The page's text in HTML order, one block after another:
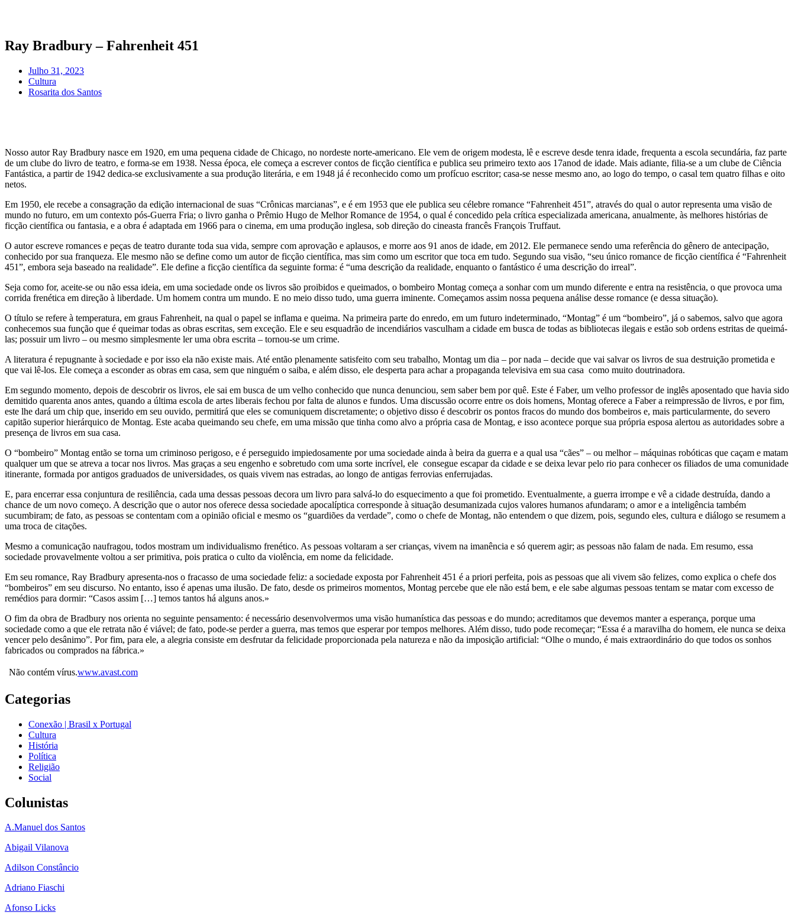
conteúdo
Ray Bradbury – Fahrenheit 451
Julho 31, 2023
Cultura
Rosarita dos Santos
Nosso autor Ray Bradbury nasce em 1920, em uma pequena cidade de Chicago, no nordeste norte-americano. Ele vem de origem modesta, lê e escreve desde tenra idade, frequenta a escola secundária, faz parte
de um clube do livro de teatro, e forma-se em 1938. Nessa época, ele começa a escrever contos de ficção científica e publica seu primeiro texto aos 17anod de idade. Mais adiante, filia-se a um clube de Ciência
Fantástica, a partir de 1942 dedica-se exclusivamente a sua produção literária, e em 1948 já é reconhecido como um profícuo escritor; casa-se nesse mesmo ano, ao logo do tempo, o casal tem quatro filhas e oito
netos.
Em 1950, ele recebe a consagração da edição internacional de suas “Crônicas marcianas”, e é em 1953 que ele publica seu célebre romance “Fahrenheit 451”, através do qual o autor representa uma visão de
mundo no futuro, em um contexto pós-Guerra Fria; o livro ganha o Prêmio Hugo de Melhor Romance de 1954, o qual é concedido pela crítica especializada americana, anualmente, às melhores histórias de
ficção científica ou fantasia, e a obra é adaptada em 1966 para o cinema, em uma produção inglesa, sob direção do cineasta francês François Truffaut.
O autor escreve romances e peças de teatro durante toda sua vida, sempre com aprovação e aplausos, e morre aos 91 anos de idade, em 2012. Ele permanece sendo uma referência do gênero de antecipação,
conhecido por sua franqueza. Ele mesmo não se define como um autor de ficção científica, mas sim como um escritor que toca em tudo. Segundo sua visão, “seu único romance de ficção científica é “Fahrenheit
451”, embora seja baseado na realidade”. Ele define a ficção científica da seguinte forma: é “uma descrição da realidade, enquanto o fantástico é uma descrição do irreal”.
Seja como for, aceite-se ou não essa ideia, em uma sociedade onde os livros são proibidos e queimados, o bombeiro Montag começa a sonhar com um mundo diferente e entra na resistência, o que provoca uma
corrida frenética em direção à liberdade. Um homem contra um mundo. E no meio disso tudo, uma guerra iminente. Começamos assim nossa pequena análise desse romance (e dessa situação).
O título se refere à temperatura, em graus Fahrenheit, na qual o papel se inflama e queima. Na primeira parte do enredo, em um futuro indeterminado, “Montag” é um “bombeiro”, já o sabemos, salvo que agora
conhecemos sua função que é queimar todas as obras escritas, sem exceção. Ele e seu esquadrão de incendiários vasculham a cidade em busca de todas as bibliotecas ilegais e estão sob ordens estritas de queimá-
las; possuir um livro – ou mesmo simplesmente ler uma obra escrita – tornou-se um crime.
A literatura é repugnante à sociedade e por isso ela não existe mais. Até então plenamente satisfeito com seu trabalho, Montag um dia – por nada – decide que vai salvar os livros de sua destruição prometida e
que vai lê-los. Ele começa a esconder as obras em casa, sem que ninguém o saiba, e além disso, ele desperta para achar a propaganda televisiva em sua casa como muito doutrinadora.
Em segundo momento, depois de descobrir os livros, ele sai em busca de um velho conhecido que nunca denunciou, sem saber bem por quê. Este é Faber, um velho professor de inglês aposentado que havia sido
demitido quarenta anos antes, quando a última escola de artes liberais fechou por falta de alunos e fundos. Uma discussão ocorre entre os dois homens, Montag oferece a Faber a reimpressão de livros, e por fim,
este lhe dará um chip que, inserido em seu ouvido, permitirá que eles se comuniquem discretamente; o objetivo disso é descobrir os pontos fracos do mundo dos bombeiros e, mais particularmente, do severo
capitão superior hierárquico de Montag. Este acaba queimando seu chefe, em uma missão que tinha como alvo a própria casa de Montag, e isso acontece porque sua própria esposa alertou as autoridades sobre a
presença de livros em sua casa.
O “bombeiro” Montag então se torna um criminoso perigoso, e é perseguido impiedosamente por uma sociedade ainda à beira da guerra e a qual usa “cães” – ou melhor – máquinas robóticas que caçam e matam
qualquer um que se atreva a tocar nos livros. Mas graças a seu engenho e sobretudo com uma sorte incrível, ele consegue escapar da cidade e se deixa levar pelo rio para conhecer os filiados de uma comunidade
itinerante, formada por antigos graduados de universidades, os quais vivem nas estradas, ao longo de antigas ferrovias enferrujadas.
E, para encerrar essa conjuntura de resiliência, cada uma dessas pessoas decora um livro para salvá-lo do esquecimento a que foi prometido. Eventualmente, a guerra irrompe e vê a cidade destruída, dando a
chance de um novo começo. A descrição que o autor nos oferece dessa sociedade apocalíptica corresponde à situação desumanizada cujos valores humanos afundaram; o amor e a inteligência também
sucumbiram; de fato, as pessoas se contentam com a opinião oficial e mesmo os “guardiões da verdade”, como o chefe de Montag, não entendem o que dizem, pois, segundo eles, cultura e diálogo se resumem a
uma troca de citações.
Mesmo a comunicação naufragou, todos mostram um individualismo frenético. As pessoas voltaram a ser crianças, vivem na imanência e só querem agir; as pessoas não falam de nada. Em resumo, essa
sociedade provavelmente voltou a ser primitiva, pois pratica o culto da violência, em nome da felicidade.
Em seu romance, Ray Bradbury apresenta-nos o fracasso de uma sociedade feliz: a sociedade exposta por Fahrenheit 451 é a priori perfeita, pois as pessoas que ali vivem são felizes, como explica o chefe dos
“bombeiros” em seu discurso. No entanto, isso é apenas uma ilusão. De fato, desde os primeiros momentos, Montag percebe que ele não está bem, e ele sabe algumas pessoas tentam se matar com excesso de
remédios para dormir: “Casos assim […] temos tantos há alguns anos.»
O fim da obra de Bradbury nos orienta no seguinte pensamento: é necessário desenvolvermos uma visão humanística das pessoas e do mundo; acreditamos que devemos manter a esperança, porque uma
sociedade como a que ele retrata não é viável; de fato, pode-se perder a guerra, mas temos que esperar por tempos melhores. Além disso, tudo pode recomeçar; “Essa é a maravilha do homem, ele nunca se deixa
vencer pelo desânimo”. Por fim, para ele, a alegria consiste em desfrutar da felicidade proporcionada pela natureza e não da imposição artificial: “Olhe o mundo, é mais extraordinário do que todos os sonhos
fabricados ou comprados na fábrica.»
Não contém vírus.www.avast.com
Categorias
Conexão | Brasil x Portugal
Cultura
História
Política
Religião
Social
Colunistas
A.Manuel dos Santos
Abigail Vilanova
Adilson Constâncio
Adriano Fiaschi
Afonso Licks